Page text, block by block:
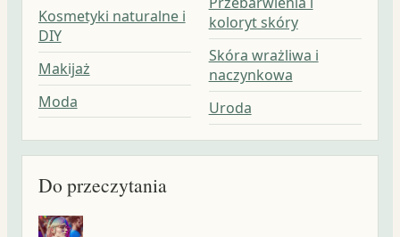
Kosmetyki naturalne i
DIY
Makijaż
Moda
koloryt skóry
Skóra wrażliwa i
naczynkowa
Uroda
Do przeczytania